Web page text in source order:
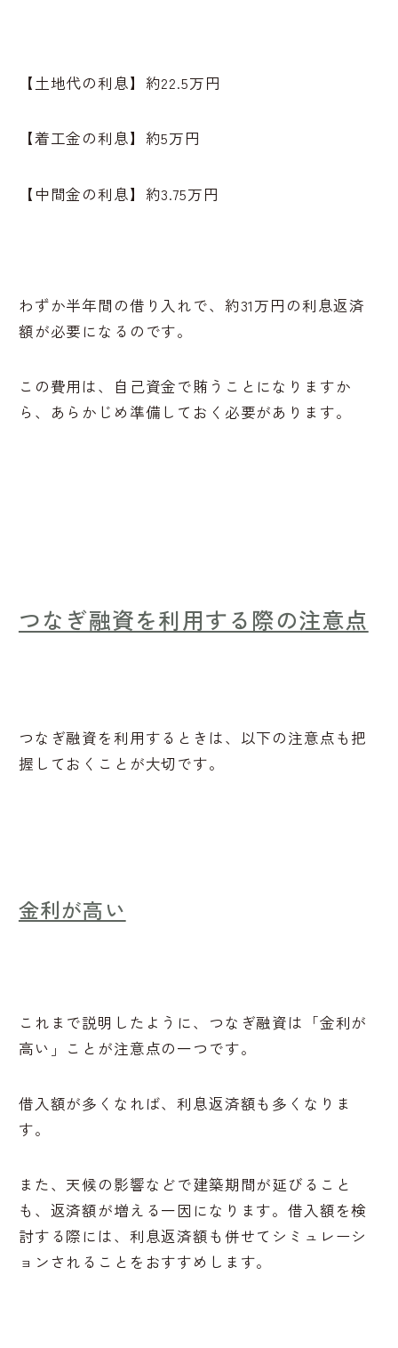
【土地代の利息】約22.5万円
【着工金の利息】約5万円
【中間金の利息】約3.75万円
わずか半年間の借り入れで、約31万円の利息返済
額が必要になるのです。
この費用は、自己資金で賄うことになりますか
ら、あらかじめ準備しておく必要があります。
つなぎ融資を利用する際の注意点
つなぎ融資を利用するときは、以下の注意点も把
握しておくことが大切です。
金利が高い
これまで説明したように、つなぎ融資は「金利が
高い」ことが注意点の一つです。
借入額が多くなれば、利息返済額も多くなりま
す。
また、天候の影響などで建築期間が延びること
も、返済額が増える一因になります。借入額を検
討する際には、利息返済額も併せてシミュレーシ
ョンされることをおすすめします。